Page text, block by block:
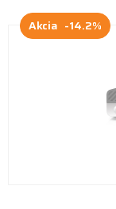
Akcia -14.2%